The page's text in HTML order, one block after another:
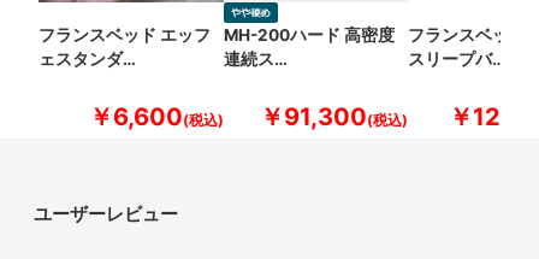
フランスベッド エッフ
ェスタンダ…
￥6,600
MH-200ハード 高密度
連続ス…
￥91,300
フランスベッド
スリープバ…
￥
ユーザーレビュー